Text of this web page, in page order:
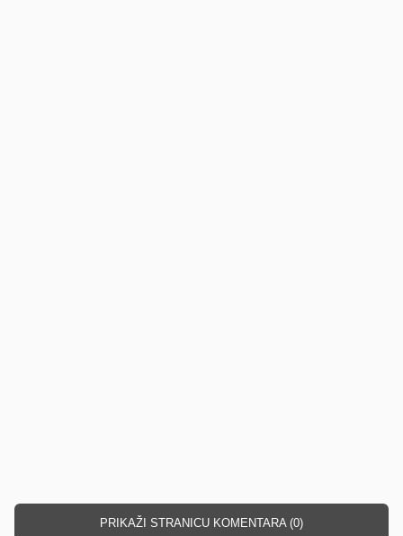
PRIKAŽI STRANICU KOMENTARA (0)